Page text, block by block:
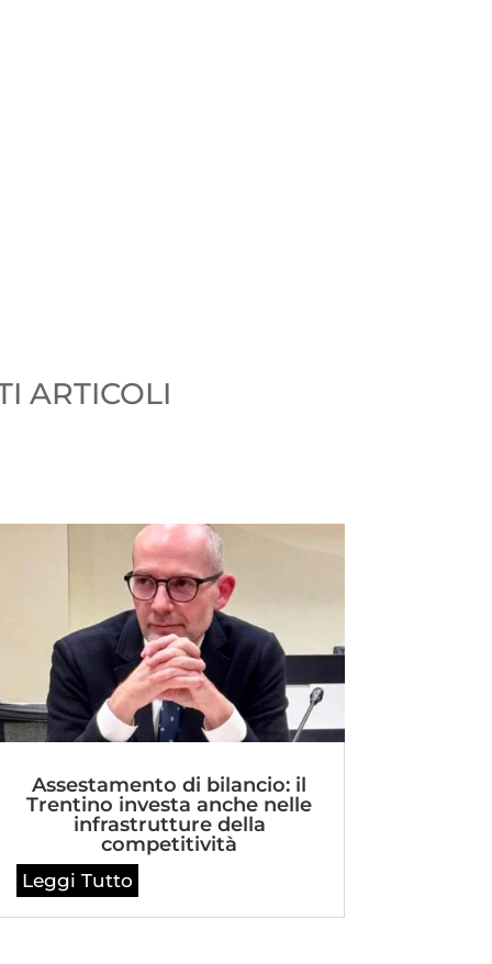
ARTICOLI
Assestamento di bilancio: il
Trentino investa anche nelle
infrastrutture della
competitività
Leggi Tutto